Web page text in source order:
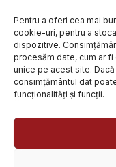
Pentru a oferi cea mai
cookie-uri, pentru a
dispozitive.
procesăm date, cum ar
unice pe acest site.
consimțământul dat
funcționalități și funcții.
@ Librăria Arcana.